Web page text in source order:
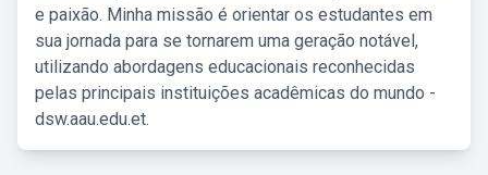
e paixão. Minha missão é orientar os estudantes em
sua jornada para se tornarem uma geração notável,
utilizando abordagens educacionais reconhecidas
pelas principais instituições acadêmicas do mundo -
dsw.aau.edu.et.